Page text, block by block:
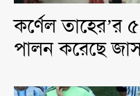
কর্ণেল তাহের’র
পালন করেছে